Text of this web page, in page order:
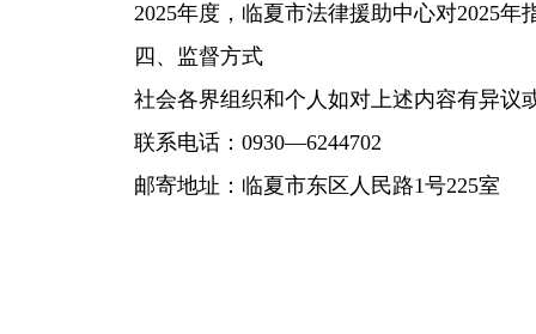
2025年度，临夏市法律援助中心对2025
四、监督方式
社会各界组织和个人如对上述内容有异议
联系电话：0930—6244702
邮寄地址：临夏市东区人民路1号225室